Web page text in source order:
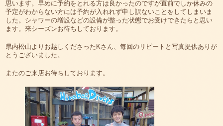
思います。早めに予約をとれる方は良かったのですが直前でしか休みの
予定がわからない方には予約が入れれず申し訳ないことをしてしまいま
した。シャワーの増設などの設備が整った状態でお受けできたらと思い
ます。来シーズンお待ちしております。
県内松山よりお越しくださったKさん、毎回のリピートと写真提供ありが
とうございました。
またのご来店お待ちしております。